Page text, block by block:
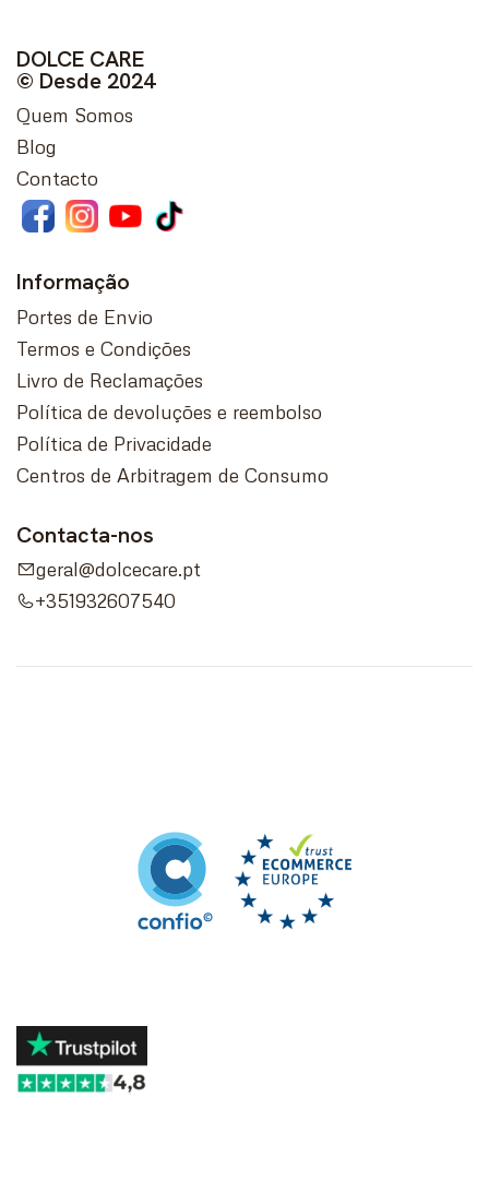
DOLCE CARE
© Desde 2024
Quem Somos
Blog
Contacto
Informação
Portes de Envio
Termos e Condições
Livro de Reclamações
Política de devoluções e reembolso
Política de Privacidade
Centros de Arbitragem de Consumo
Contacta-nos
geral@dolcecare.pt
+351932607540